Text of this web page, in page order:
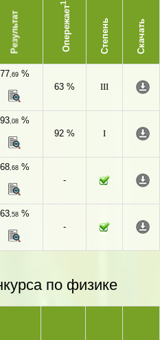
Результат Опережает
1
Степень Скачать
77,69%
63 %
III
93,08%
92 %
I
68,68%
-
63,58%
-
по физике